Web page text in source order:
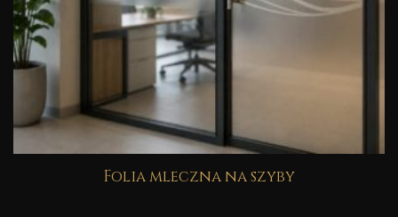
Folia mleczna na szyby